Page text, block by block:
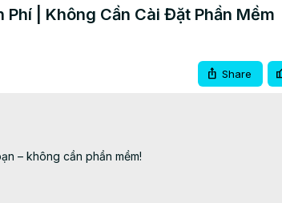
| Không Cần Cài Đặt Phần Mềm
Share
– không cần phần mềm!